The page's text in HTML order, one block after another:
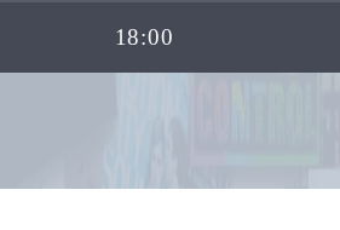
18:00